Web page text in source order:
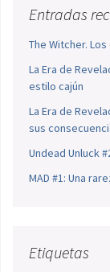
Entradas
The Witcher.
La Era de
estilo cajún
La Era de
sus
Undead Unluck
MAD #1: Una
Etiquetas